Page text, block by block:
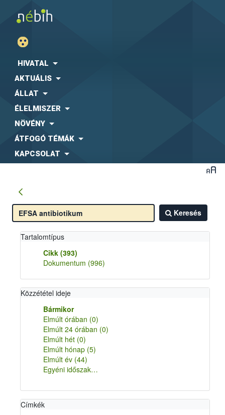
HIVATAL
AKTUÁLIS
ÁLLAT
ÉLELMISZER
NÖVÉNY
ÁTFOGÓ TÉMÁK
KAPCSOLAT
Keresés
Tartalomtípus
Cikk (393)
Dokumentum (996)
Közzététel ideje
Bármikor
Elmúlt órában (0)
Elmúlt 24 órában (0)
Elmúlt hét (0)
Elmúlt hónap (5)
Elmúlt év (44)
Egyéni időszak…
Címkék